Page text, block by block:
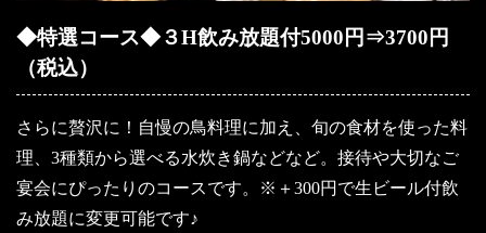
◆特選コース◆３H飲み放題付5000円⇒3700円
（税込）
さらに贅沢に！自慢の鳥料理に加え、旬の食材を使った料
理、3種類から選べる水炊き鍋などなど。接待や大切なご
宴会にぴったりのコースです。※＋300円で生ビール付飲
み放題に変更可能です♪